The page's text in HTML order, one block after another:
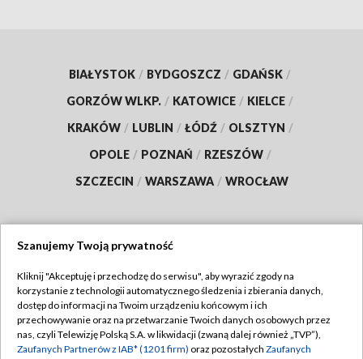
BIAŁYSTOK / BYDGOSZCZ / GDAŃSK /
GORZÓW WLKP. / KATOWICE / KIELCE /
KRAKÓW / LUBLIN / ŁÓDŹ / OLSZTYN /
OPOLE / POZNAŃ / RZESZÓW /
SZCZECIN / WARSZAWA / WROCŁAW
TVP
Abonament TVP
Emisja w TVP
Regulamin TVP
Polityka prywatności
Szanujemy Twoją prywatność
Kliknij "Akceptuję i przechodzę do serwisu", aby wyrazić zgody na
korzystanie z technologii automatycznego śledzenia i zbierania danych,
dostęp do informacji na Twoim urządzeniu końcowym i ich
przechowywanie oraz na przetwarzanie Twoich danych osobowych przez
nas, czyli Telewizję Polską S.A. w likwidacji (zwaną dalej również „TVP”),
Zaufanych Partnerów z IAB* (1201 firm) oraz pozostałych Zaufanych